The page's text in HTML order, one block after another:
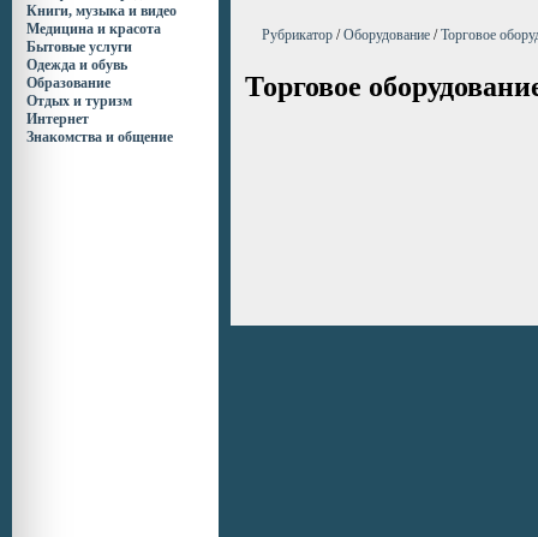
Книги, музыка и видео
Медицина и красота
Бытовые услуги
Одежда и обувь
Образование
Отдых и туризм
Интернет
Знакомства и общение
Рубрикатор /Оборудование /Торговое
Торговое